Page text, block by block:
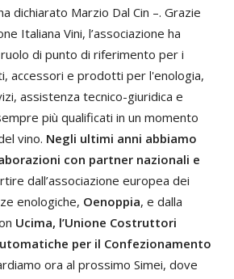
dichiarato Marzio Dal Cin –. Grazie
Italiana Vini, l’associazione ha
di punto di riferimento per i
accessori e prodotti per l'enologia,
assistenza tecnico-giuridica e
più qualificati in un momento
vino. Negli ultimi anni abbiamo
con partner nazionali e
dall’associazione europea dei
enologiche, Oenoppia, e dalla
Ucima, l’Unione Costruttori
per il Confezionamento
ora al prossimo Simei, dove